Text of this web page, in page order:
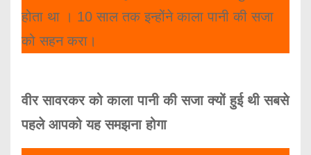
होता था । 10 साल तक इन्होंने काला पानी की सजा
को सहन करा।
वीर सावरकर को काला पानी की सजा क्यों हुई थी सबसे
पहले आपको यह समझना होगा